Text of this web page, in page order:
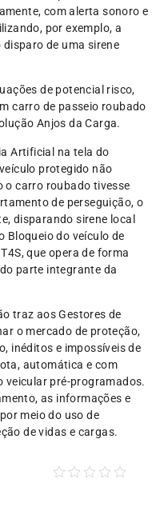
com alerta sonoro e
por exemplo, a
de uma sirene
de potencial risco,
carro de passeio roubado
Anjos da Carga.
Artificial na tela do
protegido não
o carro roubado tivesse
de perseguição, o
disparando sirene local
Bloqueio do veículo de
que opera de forma
parte integrante da
traz aos Gestores de
o mercado de proteção,
inéditos e impossíveis de
automática e com
veicular pré-programados.
as informações e
meio do uso de
de vidas e cargas.